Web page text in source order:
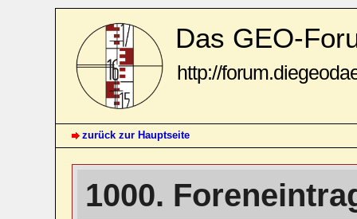
Das GEO-
http://
zurück zur Hauptseite
1000.